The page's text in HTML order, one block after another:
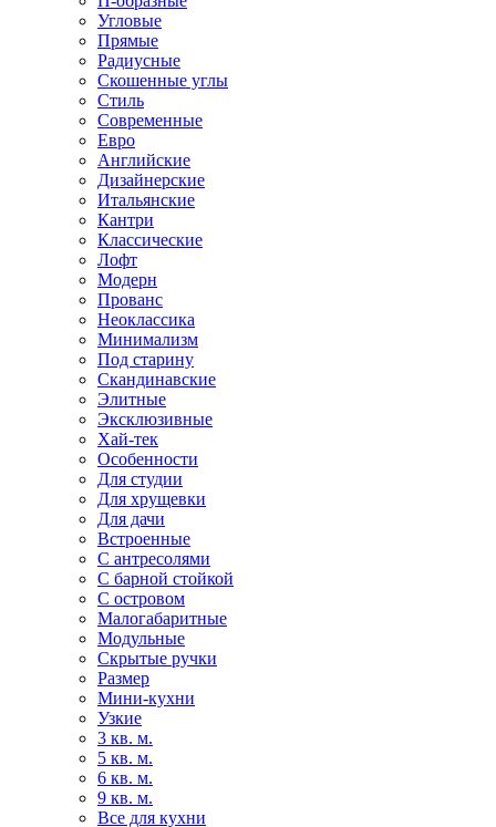
Угловые
Прямые
Радиусные
Скошенные углы
Стиль
Современные
Евро
Английские
Дизайнерские
Итальянские
Кантри
Классические
Лофт
Модерн
Прованс
Неоклассика
Минимализм
Под старину
Скандинавские
Элитные
Эксклюзивные
Хай-тек
Особенности
Для студии
Для хрущевки
Для дачи
Встроенные
С антресолями
С барной стойкой
С островом
Малогабаритные
Модульные
Скрытые ручки
Размер
Мини-кухни
Узкие
3 кв. м.
5 кв. м.
6 кв. м.
9 кв. м.
Все для кухни